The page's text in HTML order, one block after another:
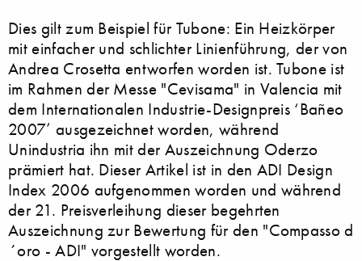
Dies gilt zum Beispiel für Tubone: Ein Heizkörper
mit einfacher und schlichter Linienführung, der von
Andrea Crosetta entworfen worden ist. Tubone ist
im Rahmen der Messe "Cevisama" in Valencia mit
dem Internationalen Industrie-Designpreis ‘Bañeo
2007’ ausgezeichnet worden, während
Unindustria ihn mit der Auszeichnung Oderzo
prämiert hat. Dieser Artikel ist in den ADI Design
Index 2006 aufgenommen worden und während
der 21. Preisverleihung dieser begehrten
Auszeichnung zur Bewertung für den "Compasso d
´oro - ADI" vorgestellt worden.